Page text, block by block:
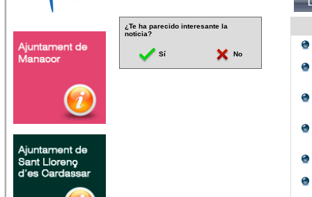
¿Te ha parecido interesante la
noticia?
Sí No